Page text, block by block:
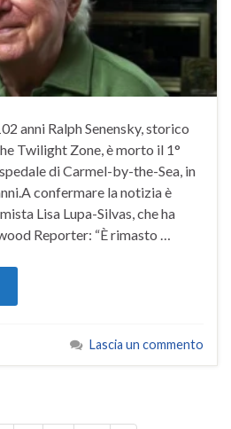
anni Ralph Senensky, storico
Twilight Zone, è morto il 1°
di Carmel-by-the-Sea, in
confermare la notizia è
Lisa Lupa-Silvas, che ha
Reporter: “È rimasto …
Lascia un commento